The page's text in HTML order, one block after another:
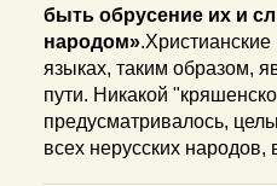
быть обрусение их и
народом»
языках, таким образом,
пути. Никакой
предусматривалось,
всех нерусских